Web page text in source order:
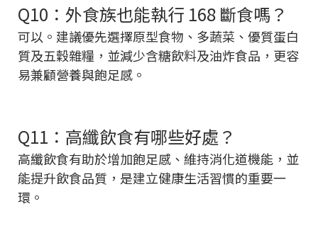
Q10：外食族也能執行 168 斷食嗎？
可以。建議優先選擇原型食物、多蔬菜、優質蛋白
質及五穀雜糧，並減少含糖飲料及油炸食品，更容
易兼顧營養與飽足感。
Q11：高纖飲食有哪些好處？
高纖飲食有助於增加飽足感、維持消化道機能，並
能提升飲食品質，是建立健康生活習慣的重要一
環。